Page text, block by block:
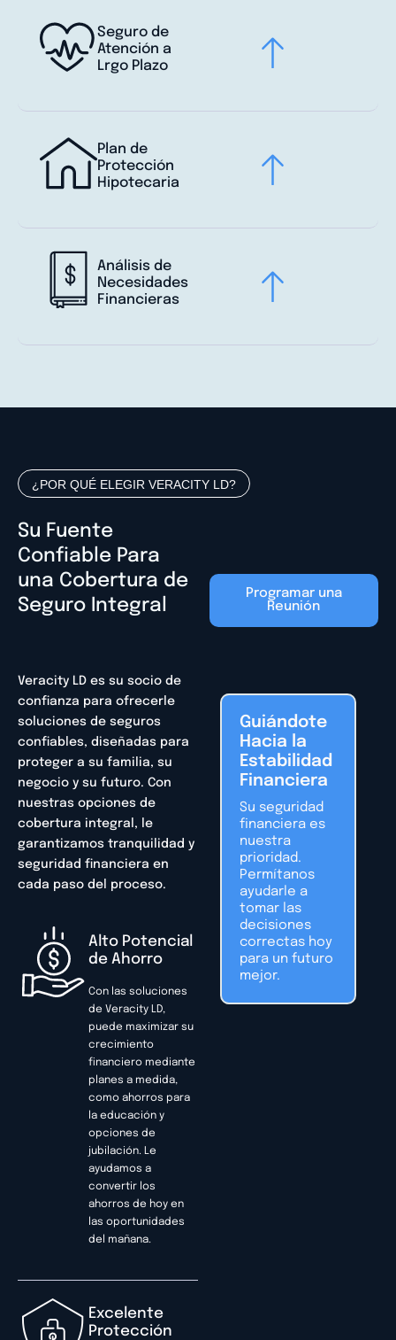
Seguro de
Atención a
Lrgo Plazo
Plan de
Protección
Hipotecaria
Análisis de
Necesidades
Financieras
¿POR QUÉ ELEGIR VERACITY LD?
Su Fuente
Confiable Para
una Cobertura de
Seguro Integral
Programar una
Reunión
Veracity LD es su socio de
confianza para ofrecerle
soluciones de seguros
confiables, diseñadas para
proteger a su familia, su
negocio y su futuro. Con
nuestras opciones de
cobertura integral, le
garantizamos tranquilidad y
seguridad financiera en
cada paso del proceso.
Alto Potencial
de Ahorro
Con las soluciones
de Veracity LD,
puede maximizar su
crecimiento
financiero mediante
planes a medida,
como ahorros para
la educación y
opciones de
jubilación. Le
ayudamos a
convertir los
ahorros de hoy en
las oportunidades
del mañana.
Excelente
Protección
Guiándote
Hacia la
Estabilidad
Financiera
Su seguridad
financiera es
nuestra
prioridad.
Permítanos
ayudarle a
tomar las
decisiones
correctas hoy
para un futuro
mejor.